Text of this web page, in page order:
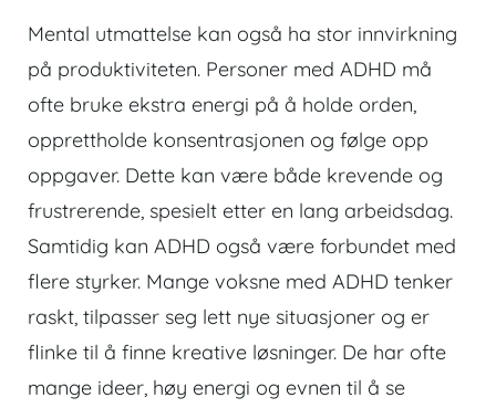
Mental utmattelse kan også ha stor innvirkning
på produktiviteten. Personer med ADHD må
ofte bruke ekstra energi på å holde orden,
opprettholde konsentrasjonen og følge opp
oppgaver. Dette kan være både krevende og
frustrerende, spesielt etter en lang arbeidsdag.
Samtidig kan ADHD også være forbundet med
flere styrker. Mange voksne med ADHD tenker
raskt, tilpasser seg lett nye situasjoner og er
flinke til å finne kreative løsninger. De har ofte
mange ideer, høy energi og evnen til å se